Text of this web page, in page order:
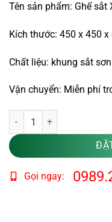
Tên sản phẩm: Ghế sắt
Kích thước: 450 x 450 x
Chất liệu: khung sắt
Vận chuyển: Miễn phí
Ghế sắt Xteen MH091 số
Gọi ngay: